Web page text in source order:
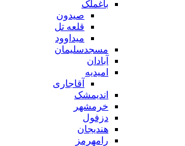
باغملک
صیدون
قلعه تل
میداوود
مسجدسلیمان
آبادان
امیدیه
آقاجاری
اندیمشک
خرمشهر
دزفول
هندیجان
رامهرمز